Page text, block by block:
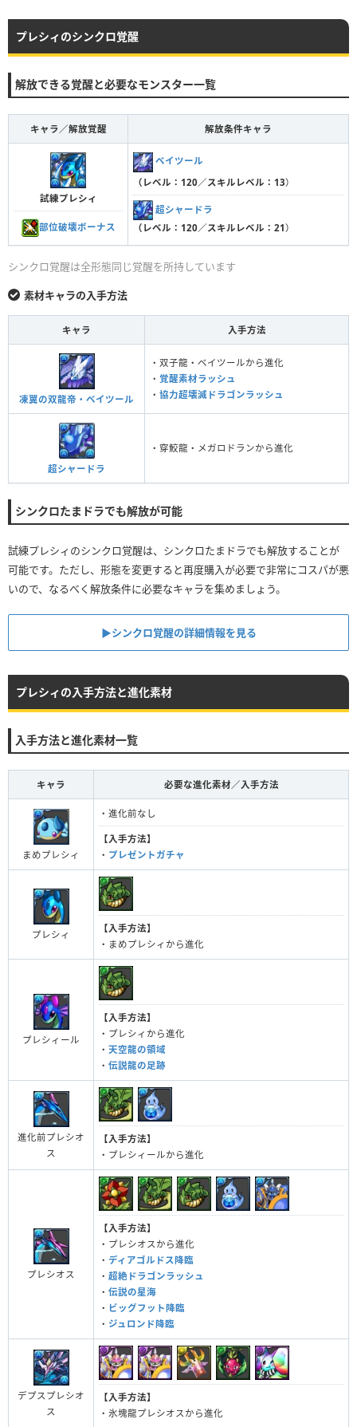
プレシィのシンクロ覚醒
解放できる覚醒と必要なモンスター一覧
キャラ／解放覚醒 解放条件キャラ
試練プレシィ
部位破壊ボーナス
ベイツール
（レベル：120／スキルレベル：13）
超シャードラ
（レベル：120／スキルレベル：21）
シンクロ覚醒は全形態同じ覚醒を所持しています
素材キャラの入手方法
キャラ 入手方法
凍翼の双龍帝・ベイツール
・双子龍・ベイツールから進化
・ 覚醒素材ラッシュ
・ 協力超壊滅ドラゴンラッシュ
超シャードラ
・穿鮫龍・メガロドランから進化
シンクロたまドラでも解放が可能
試練プレシィのシンクロ覚醒は、シンクロたまドラでも解放することが
可能です。ただし、形態を変更すると再度購入が必要で非常にコスパが悪
いので、なるべく解放条件に必要なキャラを集めましょう。
▶︎シンクロ覚醒の詳細情報を見る
プレシィの入手方法と進化素材
入手方法と進化素材一覧
キャラ 必要な進化素材／入手方法
まめプレシィ
・進化前なし
【入手方法】
・ プレゼントガチャ
プレシィ
【入手方法】
・まめプレシィから進化
プレシィール
【入手方法】
・プレシィから進化
・ 天空龍の領域
・ 伝説龍の足跡
進化前プレシオ
ス
【入手方法】
・プレシィールから進化
プレシオス
【入手方法】
・プレシオスから進化
・ ディアゴルドス降臨
・ 超絶ドラゴンラッシュ
・ 伝説の星海
・ ビッグフット降臨
・ ジュロンド降臨
デプスプレシオ
ス
【入手方法】
・氷塊龍プレシオスから進化